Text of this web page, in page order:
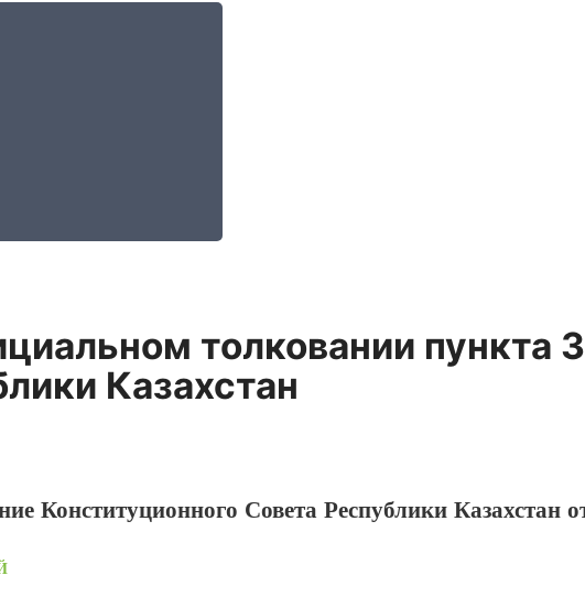
толковании пункта
Казахстан
Конституционного Совета Республики Казахстан